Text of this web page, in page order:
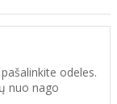
odeles.
nuo nago